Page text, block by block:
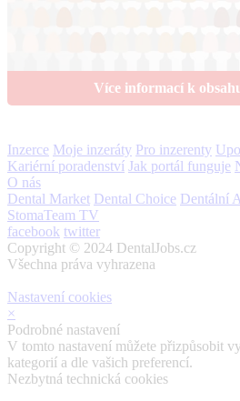
Více informací k
Inzerce Moje inzeráty Pro inzerenty
Kariérní poradenství Jak portál funguje
O nás
Dental Market Dental Choice Dentální
StomaTeam TV
facebook twitter
Copyright © 2024 DentalJobs.cz
Všechna práva vyhrazena
Nastavení cookies
×
Podrobné nastavení
V tomto nastavení můžete přizpůsobit
kategorií a dle vašich preferencí.
Nezbytná technická cookies